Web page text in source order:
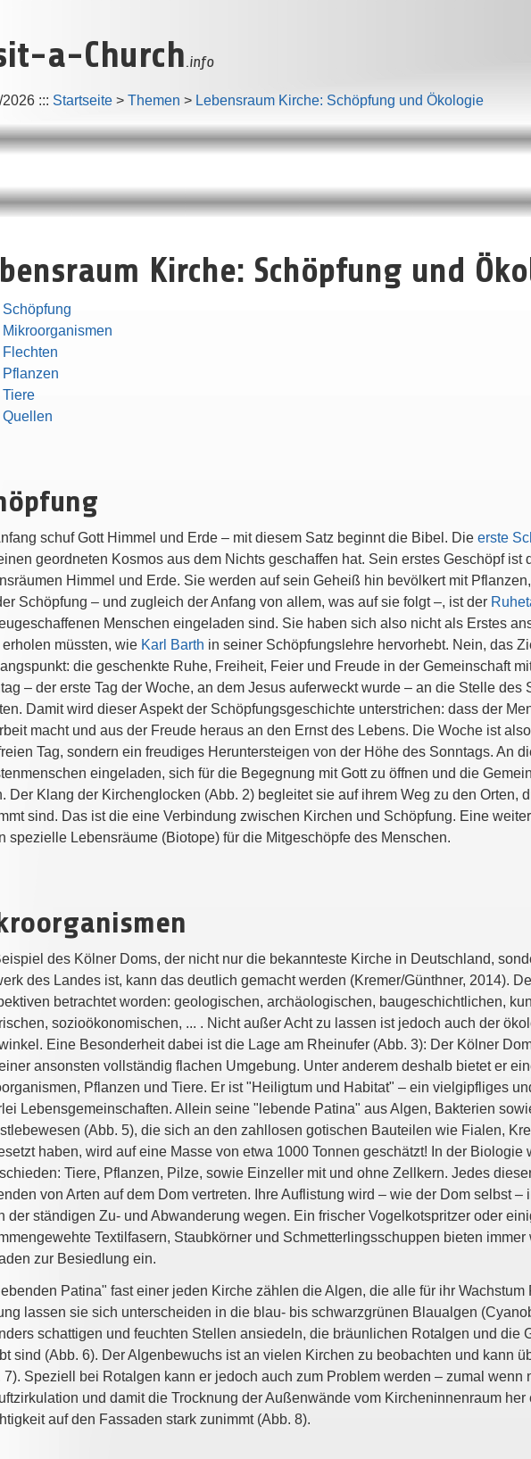
a-Church.info
2026 ::: Startseite > Themen > Lebensraum Kirche: Schöpfung und Ökologie
Kirche: Schöpfung und
Schöpfung
Mikroorganismen
Flechten
Pflanzen
Tiere
Quellen
schuf Gott Himmel und Erde – mit diesem Satz beginnt die Bibel. Die erste
geordneten Kosmos aus dem Nichts geschaffen hat. Sein erstes Geschöpf ist
Himmel und Erde. Sie werden auf sein Geheiß hin bevölkert mit
Schöpfung – und zugleich der Anfang von allem, was auf sie folgt –, ist der
Menschen eingeladen sind. Sie haben sich also nicht als Erstes
müssten, wie Karl Barth in seiner Schöpfungslehre hervorhebt. Nein, das
die geschenkte Ruhe, Freiheit, Feier und Freude in der Gemeinschaft
– der erste Tag der Woche, an dem Jesus auferweckt wurde – an die Stelle des
Damit wird dieser Aspekt der Schöpfungsgeschichte unterstrichen: dass der
macht und aus der Freude heraus an den Ernst des Lebens. Die Woche ist
Tag, sondern ein freudiges Heruntersteigen von der Höhe des Sonntags. An
eingeladen, sich für die Begegnung mit Gott zu öffnen und die
Der Klang der Kirchenglocken (Abb. 2) begleitet sie auf ihrem Weg zu den Orten,
sind. Das ist die eine Verbindung zwischen Kirchen und Schöpfung. Eine
spezielle Lebensräume (Biotope) für die Mitgeschöpfe des Menschen.
des Kölner Doms, der nicht nur die bekannteste Kirche in Deutschland,
des Landes ist, kann das deutlich gemacht werden (Kremer/Günthner, 2014).
betrachtet worden: geologischen, archäologischen, baugeschichtlichen,
sozioökonomischen, ... . Nicht außer Acht zu lassen ist jedoch auch der
Eine Besonderheit dabei ist die Lage am Rheinufer (Abb. 3): Der Kölner
ansonsten vollständig flachen Umgebung. Unter anderem deshalb bietet er
Pflanzen und Tiere. Er ist "Heiligtum und Habitat" – ein vielgipfliges
Lebensgemeinschaften. Allein seine "lebende Patina" aus Algen, Bakterien
(Abb. 5), die sich an den zahllosen gotischen Bauteilen wie Fialen,
haben, wird auf eine Masse von etwa 1000 Tonnen geschätzt! In der Biologie
Tiere, Pflanzen, Pilze, sowie Einzeller mit und ohne Zellkern. Jedes
von Arten auf dem Dom vertreten. Ihre Auflistung wird – wie der Dom selbst
der ständigen Zu- und Abwanderung wegen. Ein frischer Vogelkotspritzer oder
Textilfasern, Staubkörner und Schmetterlingsschuppen bieten
zur Besiedlung ein.
Patina" fast einer jeden Kirche zählen die Algen, die alle für ihr
lassen sie sich unterscheiden in die blau- bis schwarzgrünen Blaualgen
schattigen und feuchten Stellen ansiedeln, die bräunlichen Rotalgen und die
sind (Abb. 6). Der Algenbewuchs ist an vielen Kirchen zu beobachten und kann
7). Speziell bei Rotalgen kann er jedoch auch zum Problem werden – zumal
und damit die Trocknung der Außenwände vom Kircheninnenraum
auf den Fassaden stark zunimmt (Abb. 8).